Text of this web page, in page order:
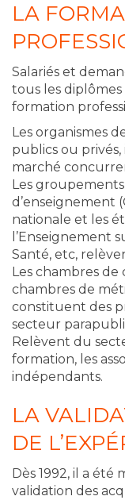
LA
Salariés et
tous les
formation
Les organismes
publics ou
marché
Les
d’enseignement
nationale et les
l’Enseignement
Santé, etc,
Les chambres
chambres de
constituent des
secteur
Relèvent du
formation, les
indépendants.
LA
DE
Dès 1992, il a été
validation des